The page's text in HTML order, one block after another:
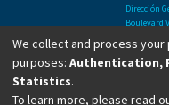
Dirección
Boulevard
Ciudad
C.P. 72570
Teléfono
We collect and process
purposes: Authentication,
Statistics.
To learn more, please read